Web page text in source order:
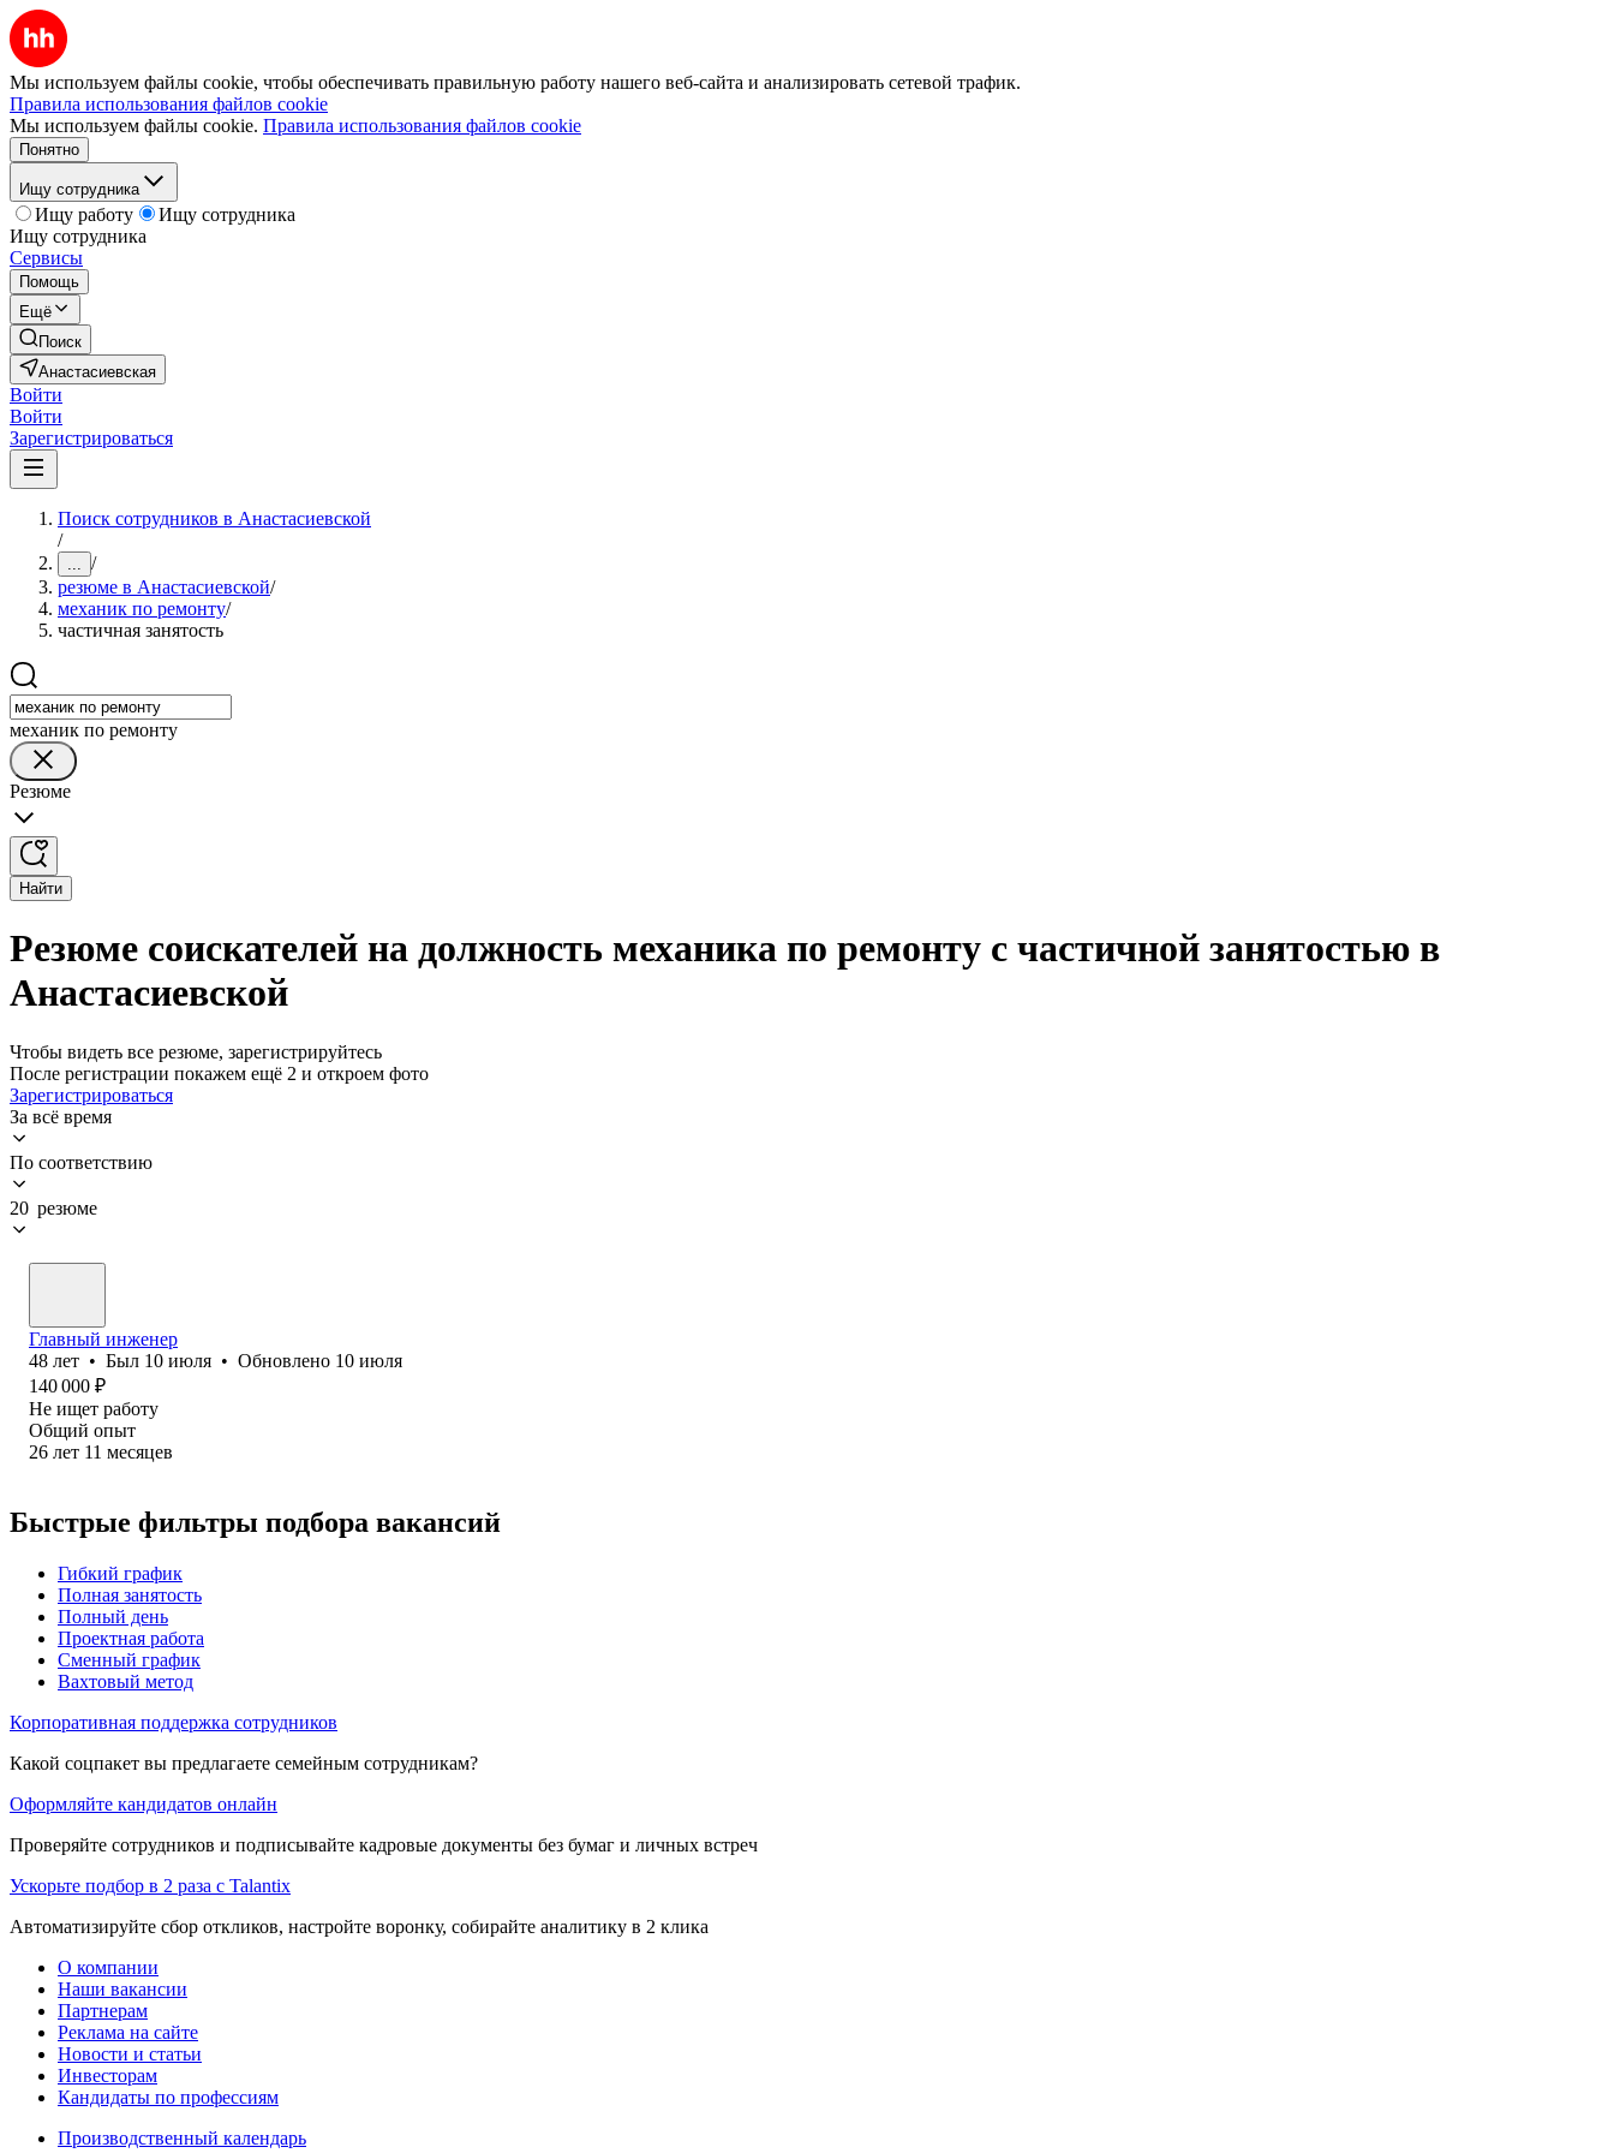
Мы используем файлы cookie, чтобы обеспечивать правильную работу нашего веб-сайта и анализировать сетевой трафик.
Правила использования файлов cookie
Мы используем файлы cookie. Правила использования файлов cookie
Понятно
Ищу сотрудника
Ищу работу
Ищу сотрудника
Ищу сотрудника
Сервисы
Помощь
Ещё
Поиск
Анастасиевская
Войти
Войти
Зарегистрироваться
Поиск сотрудников в Анастасиевской
/
... /
резюме в Анастасиевской/
механик по ремонту/
частичная занятость
механик по ремонту
Резюме
Найти
Резюме соискателей на должность механика по ремонту с частичной занятостью в
Анастасиевской
Чтобы видеть все резюме, зарегистрируйтесь
После регистрации покажем ещё 2 и откроем фото
Зарегистрироваться
За всё время
По соответствию
20 резюме
Главный инженер
48 лет • Был 10 июля • Обновлено 10 июля
140 000 ₽
Не ищет работу
Общий опыт
26 лет 11 месяцев
Быстрые фильтры подбора вакансий
Гибкий график
Полная занятость
Полный день
Проектная работа
Сменный график
Вахтовый метод
Корпоративная поддержка сотрудников
Какой соцпакет вы предлагаете семейным сотрудникам?
Оформляйте кандидатов онлайн
Проверяйте сотрудников и подписывайте кадровые документы без бумаг и личных встреч
Ускорьте подбор в 2 раза с Talantix
Автоматизируйте сбор откликов, настройте воронку, собирайте аналитику в 2 клика
О компании
Наши вакансии
Партнерам
Реклама на сайте
Новости и статьи
Инвесторам
Кандидаты по профессиям
Производственный календарь